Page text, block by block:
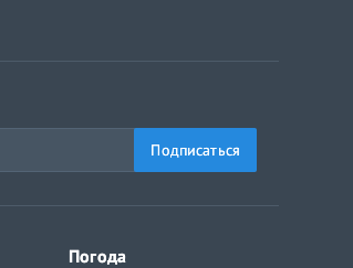
Подписаться
Погода